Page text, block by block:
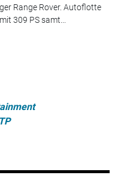
Range Rover. Autoflotte
309 PS samt...